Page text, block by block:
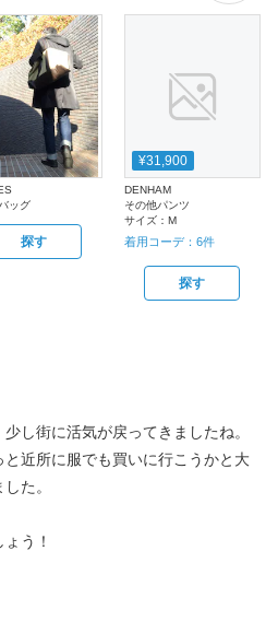
ッグ
探す
¥31,900
DENHAM
その他パンツ
サイズ： M
着用コーデ： 6件
探す
し街に活気が戻ってきましたね。
近所に服でも買いに行こうかと大
た。
う！